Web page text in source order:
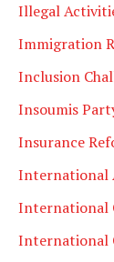
Illegal
Immigration
Inclusion
Insoumis
Insurance
International
International
International